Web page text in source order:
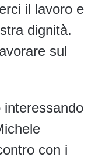
il lavoro e
dignità.
sul
con i